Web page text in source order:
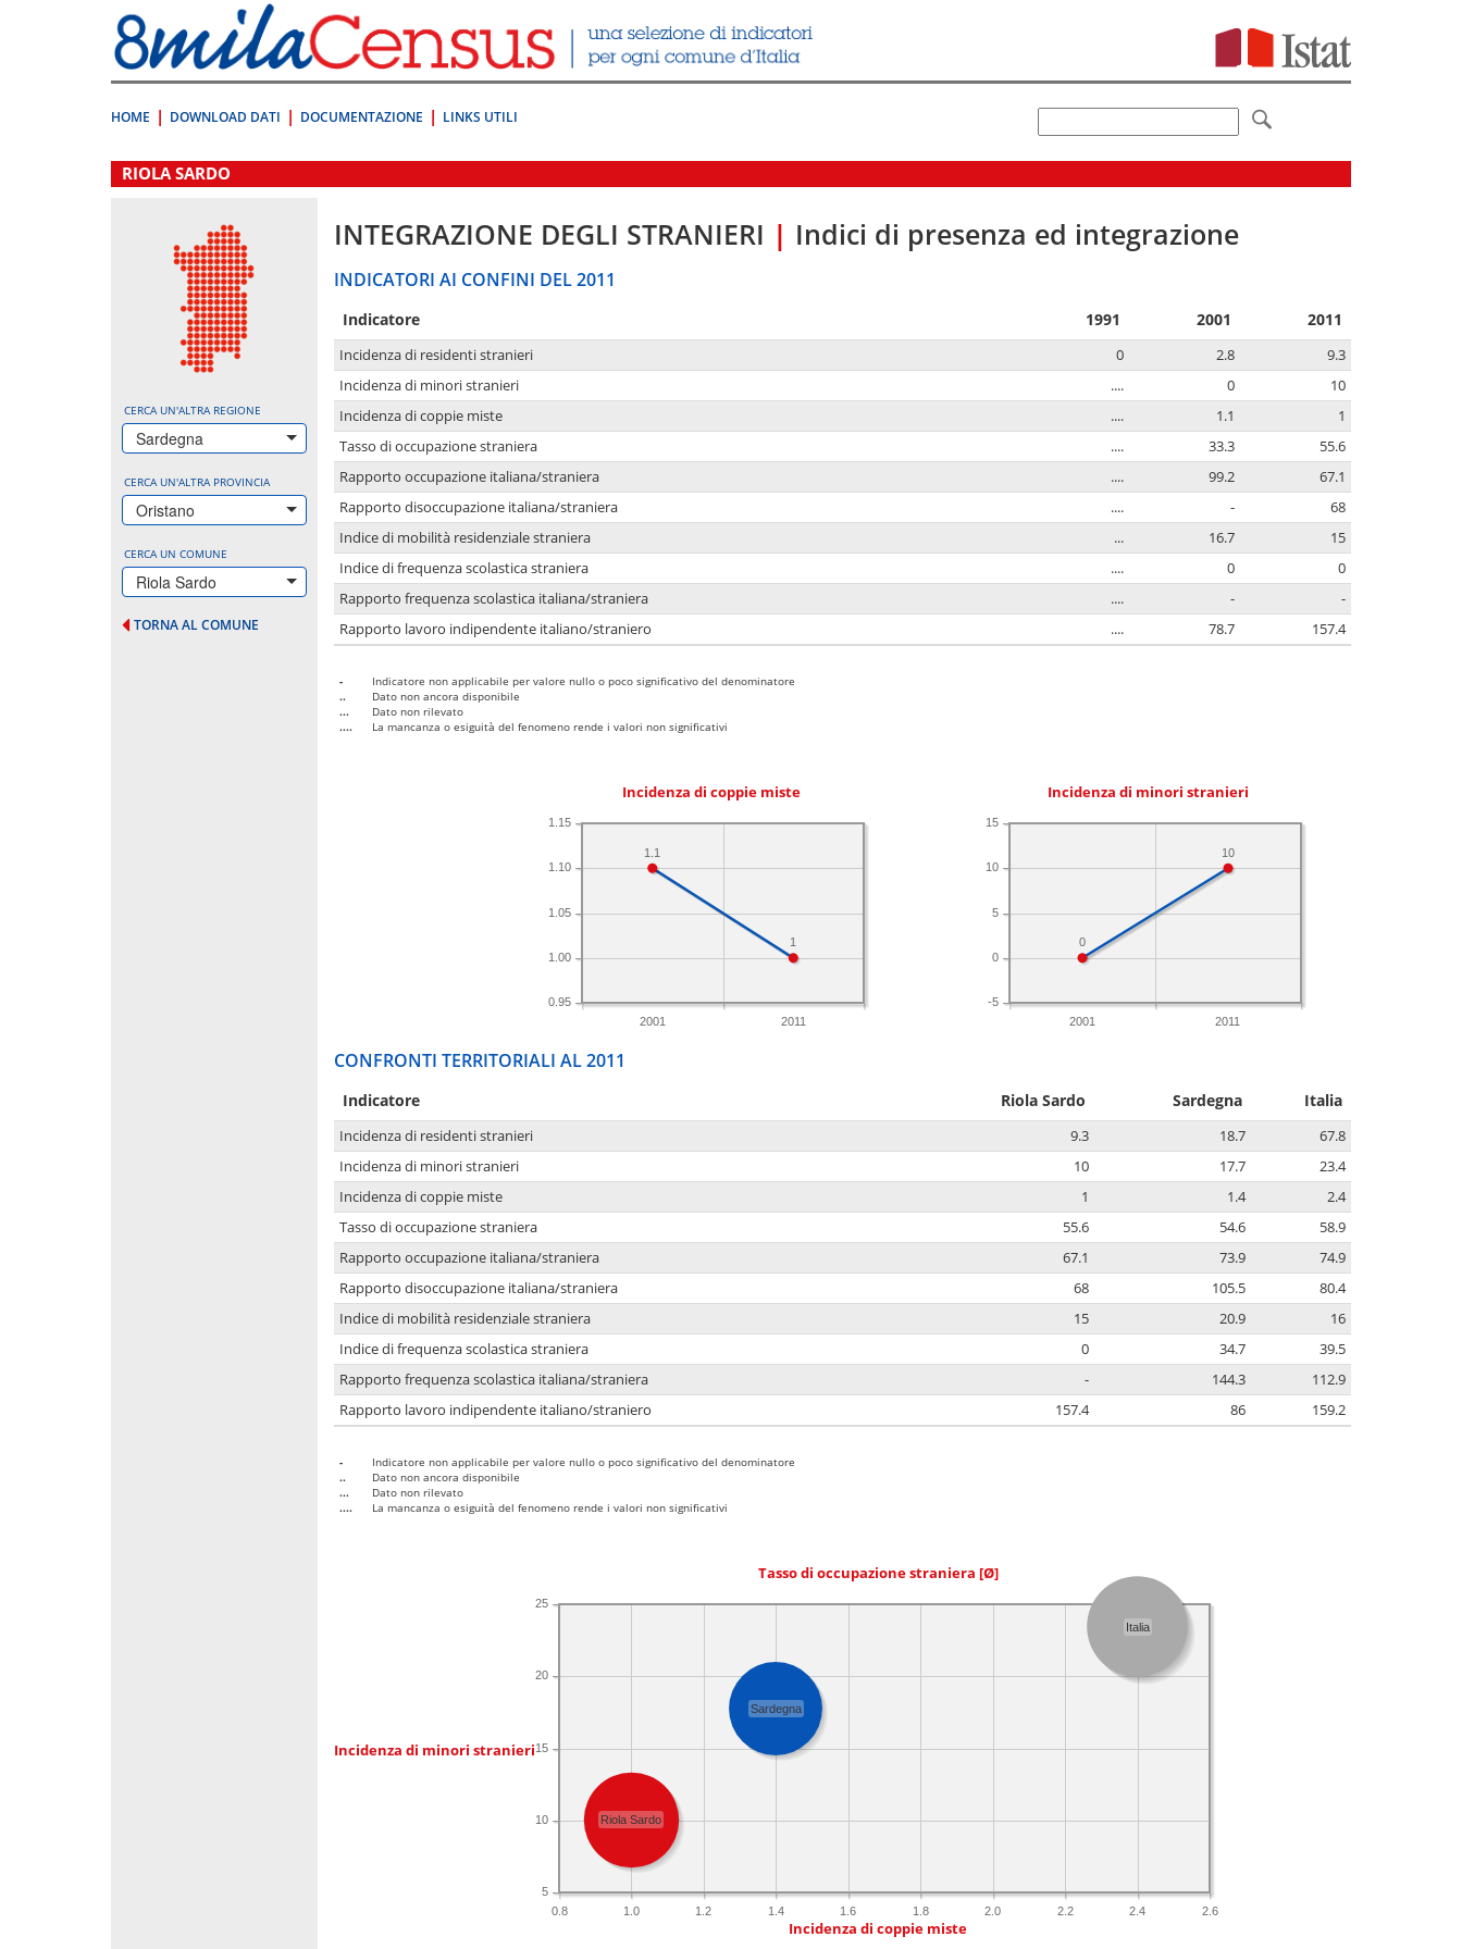
direttamente
a:
Contenuto
HOME DOWNLOAD DATI DOCUMENTAZIONE LINKS UTILI
.
RIOLA SARDO
CERCA UN'ALTRA REGIONE
Sardegna
CERCA UN'ALTRA PROVINCIA
Oristano
CERCA UN COMUNE
Riola Sardo
TORNA AL COMUNE
INTEGRAZIONE DEGLI STRANIERI | Indici di presenza ed integrazione
INDICATORI AI CONFINI DEL 2011
Indicatore 1991 2001 2011
Incidenza di residenti stranieri 0 2.8
9.3
Incidenza di minori stranieri
.... 0
10
Incidenza di coppie miste
.... 1.1
1
Tasso di occupazione straniera
.... 33.3
55.6
Rapporto occupazione italiana/straniera
.... 99.2
67.1
Rapporto disoccupazione italiana/straniera
.... -
68
Indice di mobilità residenziale straniera
... 16.7
15
Indice di frequenza scolastica straniera
.... 0
0
Rapporto frequenza scolastica italiana/straniera
.... -
-
Rapporto lavoro indipendente italiano/straniero
.... 78.7 157.4
-
Indicatore non applicabile per valore nullo o poco significativo del denominatore
..
Dato non ancora disponibile
...
Dato non rilevato
....
La mancanza o esiguità del fenomeno rende i valori non significativi
Incidenza di coppie miste
2001 2011
0.95
1.00
1.05
1.10
1.15
1
1.1
Incidenza di minori stranieri
2001 2011
-5
0
5
10
15
10
0
CONFRONTI TERRITORIALI AL 2011
Indicatore Riola Sardo Sardegna Italia
Incidenza di residenti stranieri 9.3 18.7
67.8
Incidenza di minori stranieri
10 17.7
23.4
Incidenza di coppie miste
1 1.4
2.4
Tasso di occupazione straniera
55.6 54.6
58.9
Rapporto occupazione italiana/straniera
67.1 73.9
74.9
Rapporto disoccupazione italiana/straniera
68 105.5
80.4
Indice di mobilità residenziale straniera
15 20.9
16
Indice di frequenza scolastica straniera
0 34.7
39.5
Rapporto frequenza scolastica italiana/straniera
- 144.3
112.9
Rapporto lavoro indipendente italiano/straniero
157.4 86 159.2
-
Indicatore non applicabile per valore nullo o poco significativo del denominatore
..
Dato non ancora disponibile
...
Dato non rilevato
....
La mancanza o esiguità del fenomeno rende i valori non significativi
Tasso di occupazione straniera [Ø]
Incidenza di minori stranieri
0.8 1.0 1.2 1.4 1.6 1.8 2.0 2.2 2.4 2.6
5
10
15
20
25
Italia
Riola Sardo
Sardegna
Incidenza di coppie miste